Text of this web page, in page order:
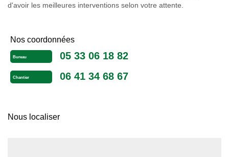
d'avoir les meilleures interventions selon votre attente.
Nos coordonnées
Bureau 05 33 06 18 82
Chantier 06 41 34 68 67
Nous localiser